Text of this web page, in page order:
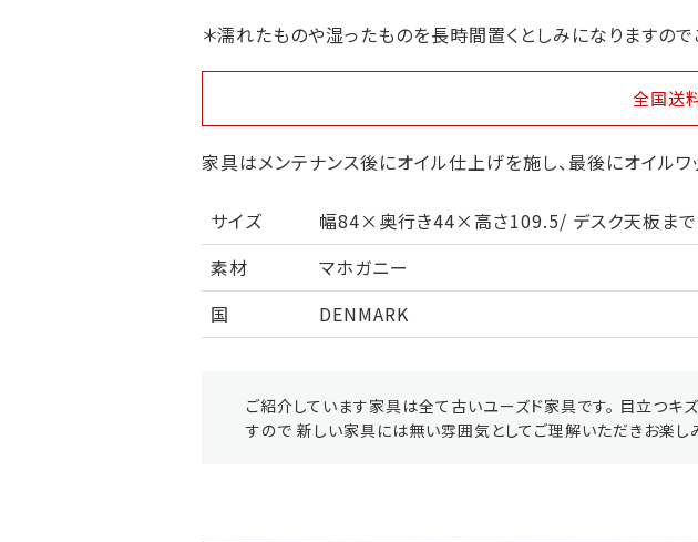
＊濡れたものや湿ったものを長時間置くとしみになりますので
全国送
家具はメンテナンス後にオイル仕上げを施し、最後にオイルワ
サイズ
幅84×奥行き44×高さ109.5/ デスク天板まで
素材
マホガニー
国
DENMARK
ご紹介しています家具は全て古いユーズド家具です。 目立つ
すので 新しい家具には無い雰囲気としてご理解いただきお楽し